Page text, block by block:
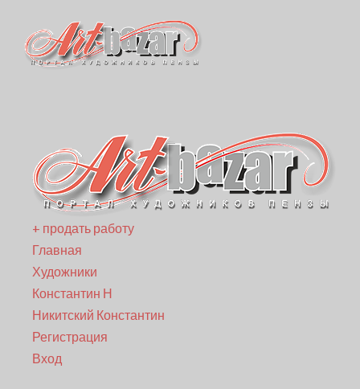
+ продать работу
Главная
Художники
Константин Н
Никитский Константин
Регистрация
Вход